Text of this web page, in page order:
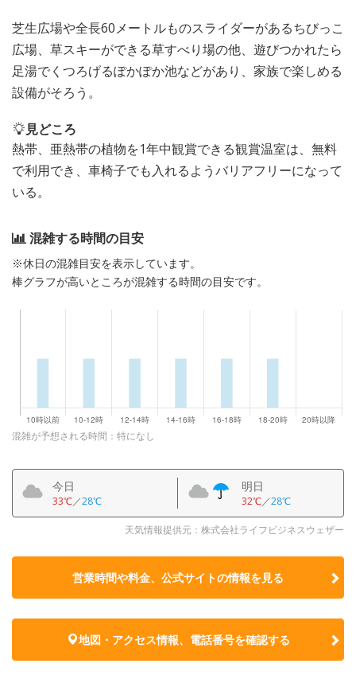
芝生広場や全長60メートルものスライダーがあるちびっこ
広場、草スキーができる草すべり場の他、遊びつかれたら
足湯でくつろげるぽかぽか池などがあり、家族で楽しめる
設備がそろう。
見どころ
熱帯、亜熱帯の植物を1年中観賞できる観賞温室は、無料
で利用でき、車椅子でも入れるようバリアフリーになって
いる。
混雑する時間の目安
※休日の混雑目安を表示しています。
棒グラフが高いところが混雑する時間の目安です。
混雑が予想される時間：特になし
今日
33℃／28℃
明日
32℃／28℃
天気情報提供元：株式会社ライフビジネスウェザー
営業時間や料金、公式サイトの情報を見る
地図・アクセス情報、電話番号を確認する